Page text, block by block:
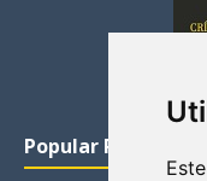
Popular Posts